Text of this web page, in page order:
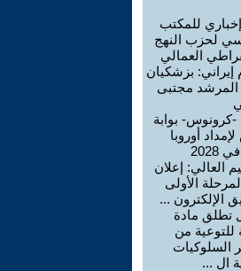
إخباري للمكتب
لحزب النهج
العمالي
إيراني: بزشكيان
المرشد مجتبى
كرونوس- بوابة
أوروبا
2028
العالي: إعلان
الأولى
الإلكترون ...
تطلق مادة
للتوعية من
السلوكيات
ال ...